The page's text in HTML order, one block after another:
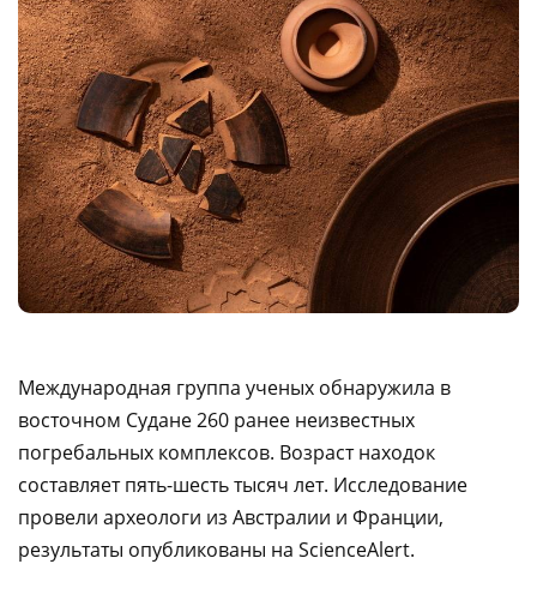
Международная группа ученых обнаружила в
восточном Судане 260 ранее неизвестных
погребальных комплексов. Возраст находок
составляет пять-шесть тысяч лет. Исследование
провели археологи из Австралии и Франции,
результаты опубликованы на ScienceAlert.